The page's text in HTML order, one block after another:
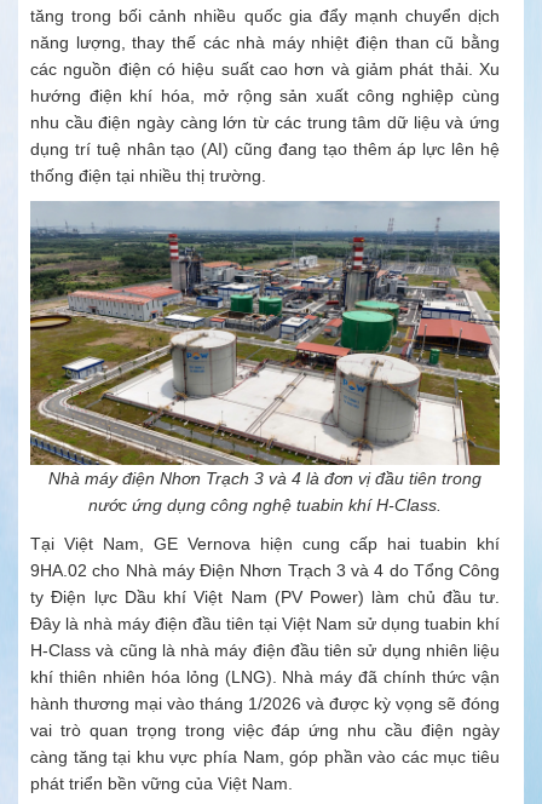
tăng trong bối cảnh nhiều quốc gia đẩy mạnh chuyển dịch
năng lượng, thay thế các nhà máy nhiệt điện than cũ bằng
các nguồn điện có hiệu suất cao hơn và giảm phát thải. Xu
hướng điện khí hóa, mở rộng sản xuất công nghiệp cùng
nhu cầu điện ngày càng lớn từ các trung tâm dữ liệu và ứng
dụng trí tuệ nhân tạo (AI) cũng đang tạo thêm áp lực lên hệ
thống điện tại nhiều thị trường.
Nhà máy điện Nhơn Trạch 3 và 4 là đơn vị đầu tiên trong
nước ứng dụng công nghệ tuabin khí H-Class.
Tại Việt Nam, GE Vernova hiện cung cấp hai tuabin khí
9HA.02 cho Nhà máy Điện Nhơn Trạch 3 và 4 do Tổng Công
ty Điện lực Dầu khí Việt Nam (PV Power) làm chủ đầu tư.
Đây là nhà máy điện đầu tiên tại Việt Nam sử dụng tuabin khí
H-Class và cũng là nhà máy điện đầu tiên sử dụng nhiên liệu
khí thiên nhiên hóa lỏng (LNG). Nhà máy đã chính thức vận
hành thương mại vào tháng 1/2026 và được kỳ vọng sẽ đóng
vai trò quan trọng trong việc đáp ứng nhu cầu điện ngày
càng tăng tại khu vực phía Nam, góp phần vào các mục tiêu
phát triển bền vững của Việt Nam.